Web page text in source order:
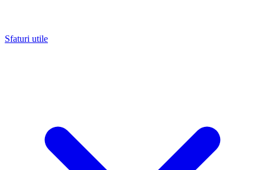
Sfaturi utile